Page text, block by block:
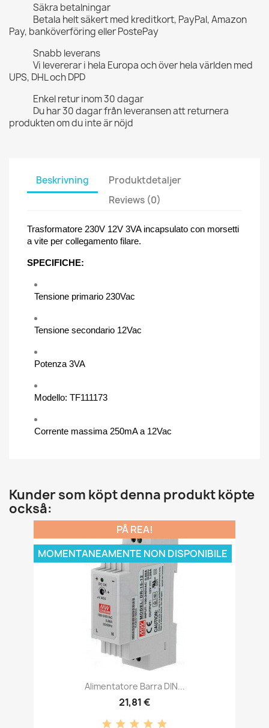
Säkra betalningar
Betala helt säkert med kreditkort, PayPal, Amazon
Pay, banköverföring eller PostePay
Snabb leverans
Vi levererar i hela Europa och över hela världen med
UPS, DHL och DPD
Enkel retur inom 30 dagar
Du har 30 dagar från leveransen att returnera
produkten om du inte är nöjd
Beskrivning
Produktdetaljer
Reviews (0)
Trasformatore 230V 12V 3VA incapsulato con morsetti
a vite per collegamento filare.
SPECIFICHE:
Tensione primario 230Vac
Tensione secondario 12Vac
Potenza 3VA
Modello: TF111173
Corrente massima 250mA a 12Vac
Kunder som köpt denna produkt köpte
också:
Alimentatore Barra DIN...
21,81 €
PÅ REA!
MOMENTANEAMENTE NON DISPONIBILE